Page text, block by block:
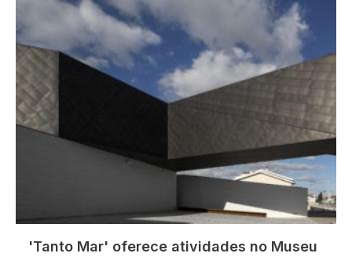
'Tanto Mar' oferece atividades no Museu